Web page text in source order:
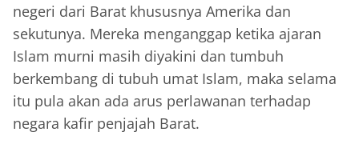
negeri dari Barat khususnya Amerika dan
sekutunya. Mereka menganggap ketika ajaran
Islam murni masih diyakini dan tumbuh
berkembang di tubuh umat Islam, maka selama
itu pula akan ada arus perlawanan terhadap
negara kafir penjajah Barat.